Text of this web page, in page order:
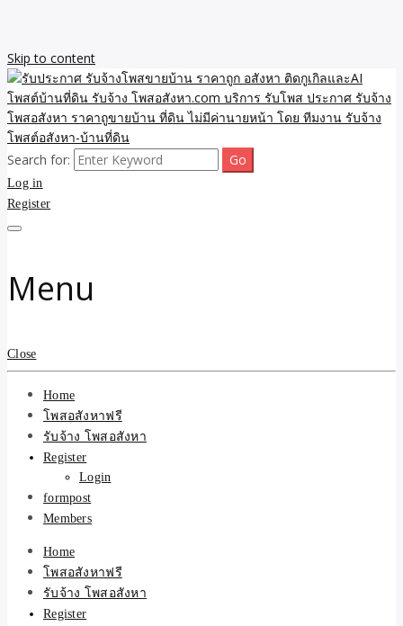
Skip to content
รับประกาศ รับจ้างโพสขาย
บ้าน ราคาถูก อสังหา ติดกู
รับจ้าง โพสอสังหา.com
บริการ รับโพส ประกาศ
รับจ้างโพสอสังหา ราคาถู
ขายบ้าน ที่ดิน ไม่มีค่านาย
หน้า โดย ทีมงาน รับจ้าง
โพสต์อสังหา-บ้านที่ดิน
รับจ้างโพสขายบ้าน ราคาถูก ประกาศ ขายอสังหา โฆษณา ไม่มีค่านาย
หน้า โพสอสังหา รับจ้างโพสขายบ้านบริการ รับจ้างโพสอสังหา ราคาถูก
ขายบ้าน ขายที่ดิน เว็บประกาศ โพส โฆษณา ลงประกาศฟรี
Search for:
Log in
Register
Menu
Close
Home
โพสอสังหาฟรี
รับจ้าง โพสอสังหา
Register
Login
formpost
Members
Home
โพสอสังหาฟรี
รับจ้าง โพสอสังหา
Register